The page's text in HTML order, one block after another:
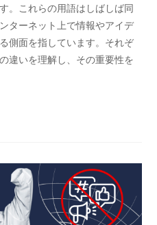
。これらの用語はしばしば同
ターネット上で情報やアイデ
側面を指しています。それぞ
違いを理解し、その重要性を